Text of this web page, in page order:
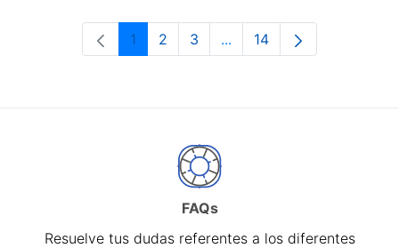
Página
1 Página
2 Página
3 ...Páginas intermedias Use
Página
14
FAQs
Resuelve tus dudas referentes a los diferentes